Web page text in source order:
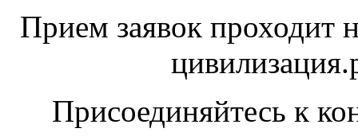
Прием заявок проходит
Присоединяйтесь к